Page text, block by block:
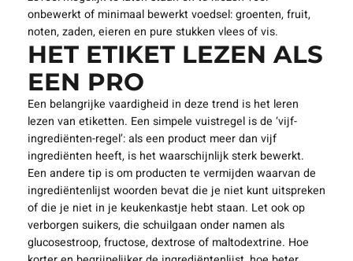
onbewerkt of minimaal bewerkt voedsel: groenten, fruit,
noten, zaden, eieren en pure stukken vlees of vis.
HET ETIKET LEZEN ALS
EEN PRO
Een belangrijke vaardigheid in deze trend is het leren
lezen van etiketten. Een simpele vuistregel is de ‘vijf-
ingrediënten-regel’: als een product meer dan vijf
ingrediënten heeft, is het waarschijnlijk sterk bewerkt.
Een andere tip is om producten te vermijden waarvan de
ingrediëntenlijst woorden bevat die je niet kunt uitspreken
of die je niet in je keukenkastje hebt staan. Let ook op
verborgen suikers, die schuilgaan onder namen als
glucosestroop, fructose, dextrose of maltodextrine. Hoe